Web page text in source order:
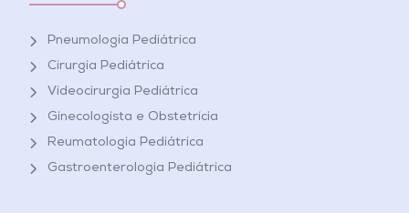
Pneumologia Pediátrica
Cirurgia Pediátrica
Videocirurgia Pediátrica
Ginecologista e Obstetrícia
Reumatologia Pediátrica
Gastroenterologia Pediátrica